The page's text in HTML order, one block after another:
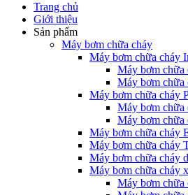
Trang chủ
Giới thiệu
Sản phẩm
Máy bơm chữa cháy
Máy bơm chữa cháy
Máy bơm chữa
Máy bơm
Máy bơm chữa cháy
Máy bơm chữa
Máy bơm chữa
Máy bơm chữa cháy
Máy bơm chữa cháy
Máy bơm chữa cháy
Máy bơm chữa cháy
Máy bơm chữa